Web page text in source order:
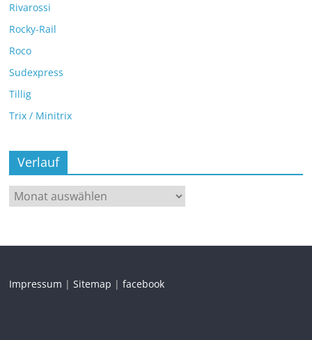
Rivarossi
Rocky-Rail
Roco
Sudexpress
Tillig
Trix / Minitrix
Verlauf
Impressum |Sitemap |facebook